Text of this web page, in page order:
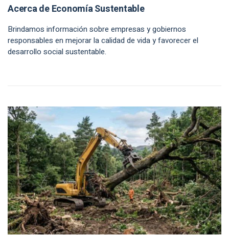
Acerca de Economía Sustentable
Brindamos información sobre empresas y gobiernos
responsables en mejorar la calidad de vida y favorecer el
desarrollo social sustentable.